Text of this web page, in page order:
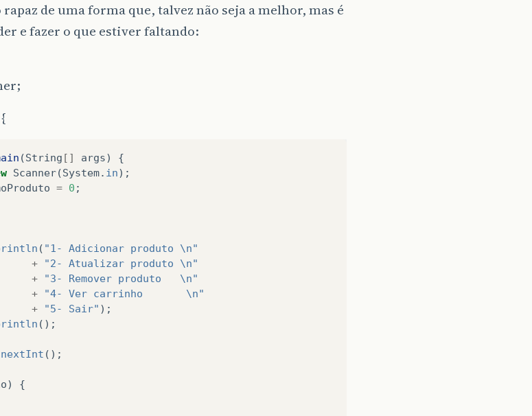
de uma forma que, talvez não seja a melhor, mas é
e fazer o que estiver faltando:
(String [] args)
{
Scanner(System. in);
= 0 ;
( "1- Adicionar produto \n"
+
"2- Atualizar produto \n"
+
"3- Remover produto   \n"
+
"4- Ver carrinho       \n"
+
"5- Sair" );
();
nextInt ();
)
{